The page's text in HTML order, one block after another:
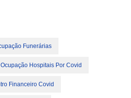
Funerárias
Hospitais Por Covid
Financeiro Covid